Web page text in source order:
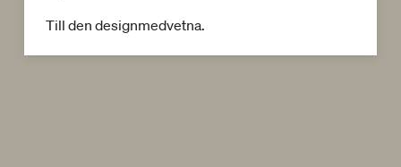
Till den designmedvetna.